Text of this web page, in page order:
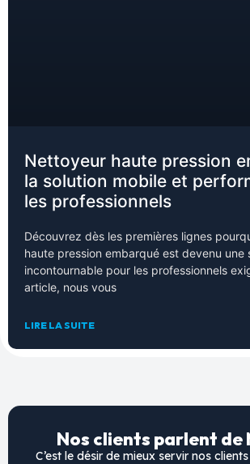
Nettoyeur haute pression
la solution mobile et
les professionnels
Découvrez dès les premières lignes
haute pression embarqué est devenu une
incontournable pour les professionnels
article, nous vous
LIRE LA SUITE
Nos clients parlent de
C’est le désir de mieux servir nos